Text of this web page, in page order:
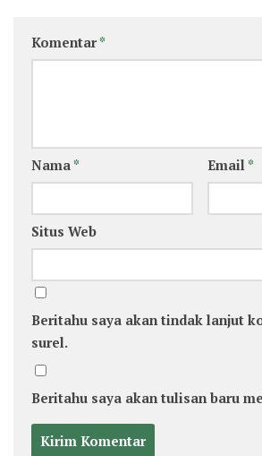
Komentar*
Nama * Email *
Situs Web
Beritahu saya akan tindak lanjut
surel.
Beritahu saya akan tulisan baru